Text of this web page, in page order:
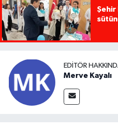
Şehir
EDITÖR
Merve Kayalı